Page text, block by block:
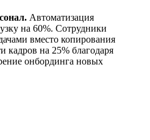
Автоматизация
на 60%. Сотрудники
вместо копирования
кадров на 25% благодаря
онбординга новых